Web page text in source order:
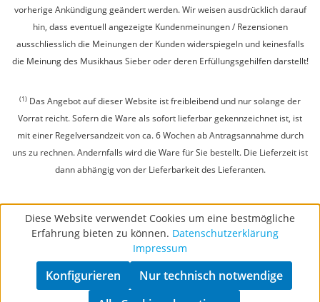
vorherige Ankündigung geändert werden. Wir weisen ausdrücklich darauf
hin, dass eventuell angezeigte Kundenmeinungen / Rezensionen
ausschliesslich die Meinungen der Kunden widerspiegeln und keinesfalls
die Meinung des Musikhaus Sieber oder deren Erfüllungsgehilfen darstellt!
(1) Das Angebot auf dieser Website ist freibleibend und nur solange der
Vorrat reicht. Sofern die Ware als sofort lieferbar gekennzeichnet ist, ist
mit einer Regelversandzeit von ca. 6 Wochen ab Antragsannahme durch
uns zu rechnen. Andernfalls wird die Ware für Sie bestellt. Die Lieferzeit ist
dann abhängig von der Lieferbarkeit des Lieferanten.
Diese Website verwendet Cookies um eine bestmögliche
Erfahrung bieten zu können. Datenschutzerklärung
Impressum
Nur technisch notwendige
Konfigurieren